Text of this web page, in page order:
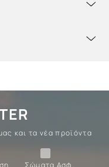
και τα νέα προϊόντα